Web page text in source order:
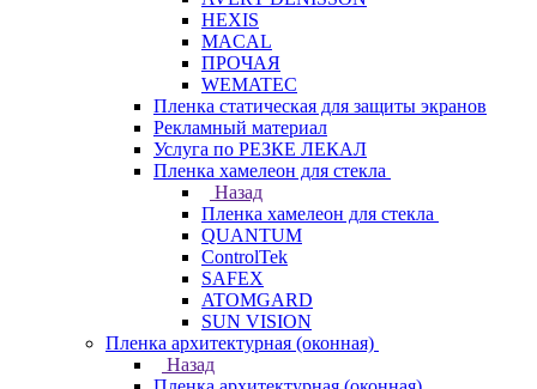
HEXIS
MACAL
ПРОЧАЯ
WEMATEC
Пленка статическая для защиты экранов
Рекламный материал
Услуга по РЕЗКЕ ЛЕКАЛ
Пленка хамелеон для стекла
Назад
Пленка хамелеон для стекла
QUANTUM
ControlTek
SAFEX
ATOMGARD
SUN VISION
Пленка архитектурная (оконная)
Назад